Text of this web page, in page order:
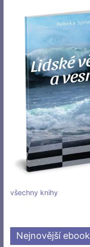
všechny knihy
Nejnovější ebook